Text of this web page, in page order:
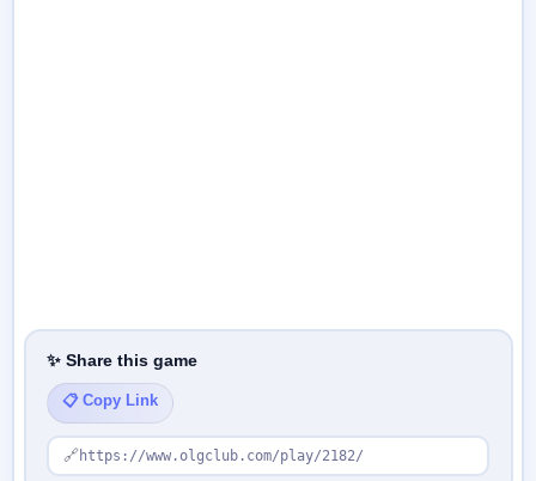
✨ Share this game
📋 Copy Link
🔗 https://www.olgclub.com/play/2182/